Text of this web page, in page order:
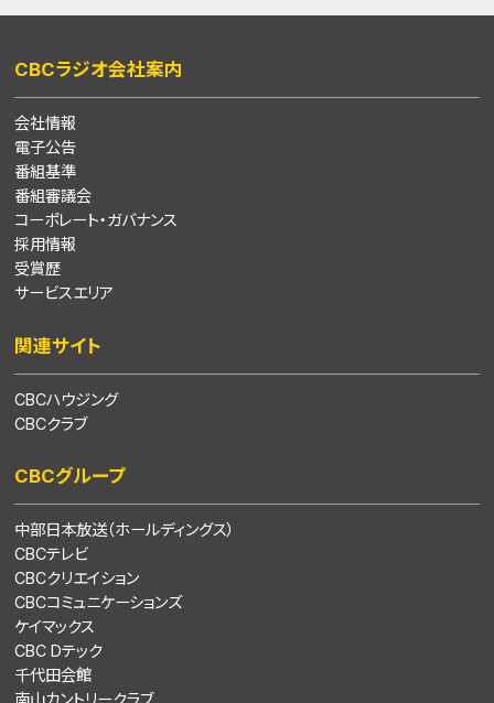
CBCラジオ会社案内
会社情報
電子公告
番組基準
番組審議会
コーポレート・ガバナンス
採用情報
受賞歴
サービスエリア
関連サイト
CBCハウジング
CBCクラブ
CBCグループ
中部日本放送（ホールディングス）
CBCテレビ
CBCクリエイション
CBCコミュニケーションズ
ケイマックス
CBC Dテック
千代田会館